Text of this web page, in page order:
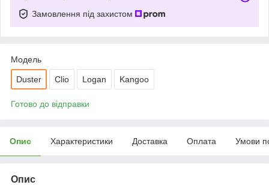
Замовлення під захистом
Мoдель
Duster Clio Logan Kangoo
Готово до відправки
Опис Характеристики Доставка Оплата Умови
Опис